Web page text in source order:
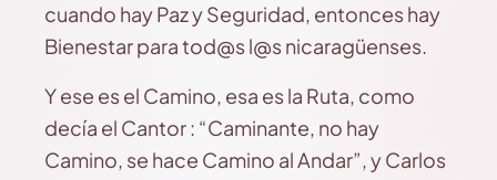
cuando hay Paz y Seguridad, entonces hay
Bienestar para tod@s l@s nicaragüenses.
Y ese es el Camino, esa es la Ruta, como
decía el Cantor : “Caminante, no hay
Camino, se hace Camino al Andar”, y Carlos